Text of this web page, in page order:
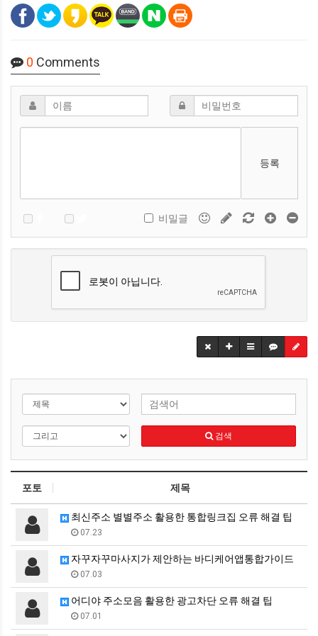
0 Comments
등록
비밀글
검색
포토 제목
최신주소 별별주소 활용한 통합링크집 오류 해결 팁
07.23
자꾸자꾸마사지가 제안하는 바디케어앱통합가이드
07.03
어디야 주소모음 활용한 광고차단 오류 해결 팁
07.01